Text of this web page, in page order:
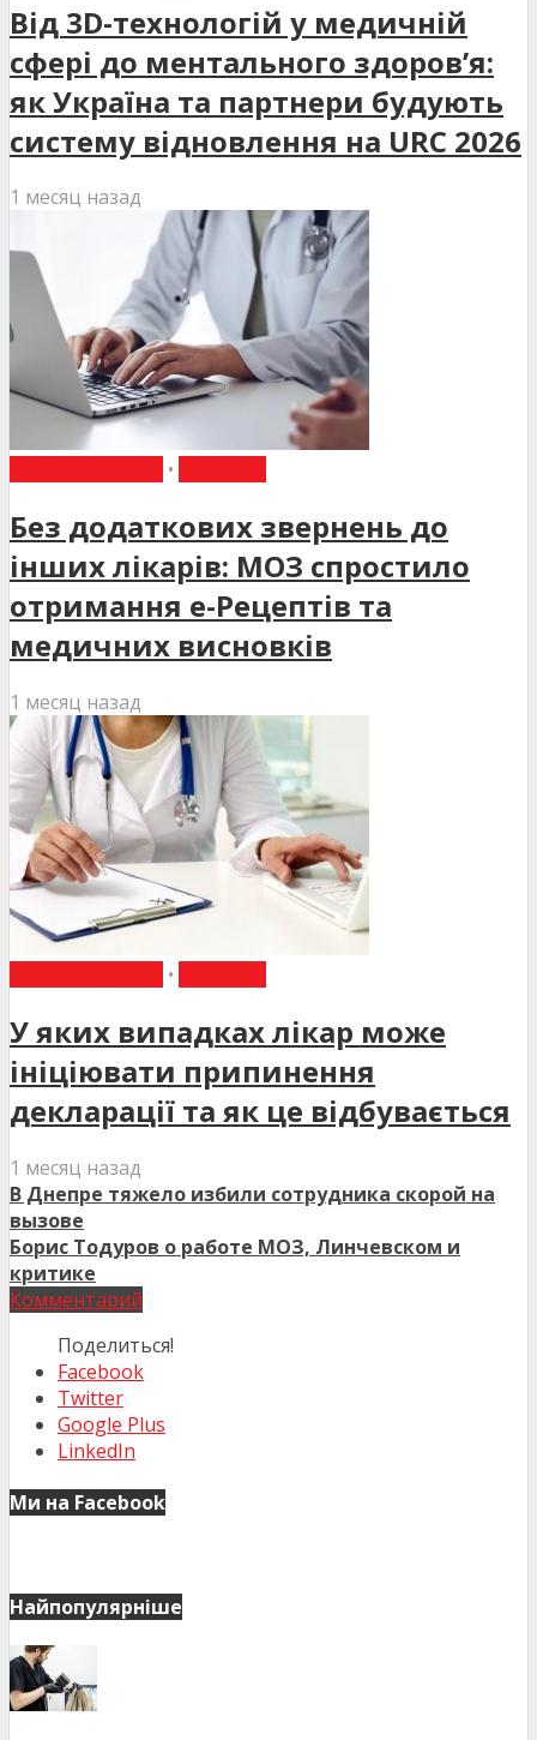
Від 3D-технологій у медичній
сфері до ментального здоров’я:
як Україна та партнери будують
систему відновлення на URC 2026
1 месяц назад
•
Без додаткових звернень до
інших лікарів: МОЗ спростило
отримання е-Рецептів та
медичних висновків
1 месяц назад
•
У яких випадках лікар може
ініціювати припинення
декларації та як це відбувається
1 месяц назад
В Днепре тяжело избили сотрудника скорой на
вызове
Борис Тодуров о работе МОЗ, Линчевском и
критике
Комментарий
Поделиться!
Facebook
Twitter
Google Plus
LinkedIn
Ми на Facebook
Найпопулярніше